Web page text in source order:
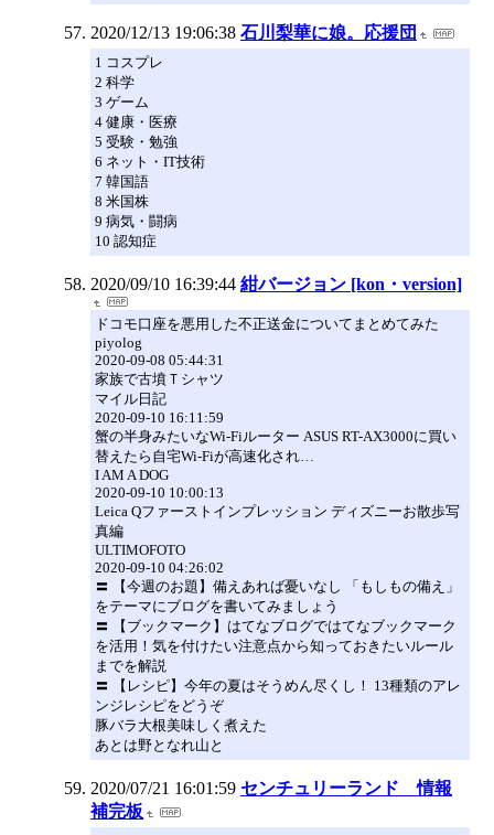
2020/12/13 19:06:38 石川梨華に娘。応援団
1 コスプレ
2 科学
3 ゲーム
4 健康・医療
5 受験・勉強
6 ネット・IT技術
7 韓国語
8 米国株
9 病気・闘病
10 認知症
2020/09/10 16:39:44 紺バージョン [kon・version]
ドコモ口座を悪用した不正送金についてまとめてみた
piyolog
2020-09-08 05:44:31
家族で古墳Ｔシャツ
マイル日記
2020-09-10 16:11:59
蟹の半身みたいなWi-Fiルーター ASUS RT-AX3000に買い
替えたら自宅Wi-Fiが高速化され…
I AM A DOG
2020-09-10 10:00:13
Leica Qファーストインプレッション ディズニーお散歩写
真編
ULTIMOFOTO
2020-09-10 04:26:02
〓 【今週のお題】備えあれば憂いなし 「もしもの備え」
をテーマにブログを書いてみましょう
〓 【ブックマーク】はてなブログではてなブックマーク
を活用！気を付けたい注意点から知っておきたいルール
までを解説
〓 【レシピ】今年の夏はそうめん尽くし！ 13種類のアレ
ンジレシピをどうぞ
豚バラ大根美味しく煮えた
あとは野となれ山と
2020/07/21 16:01:59 センチュリーランド 情報
補完板